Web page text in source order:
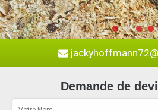
Demande de